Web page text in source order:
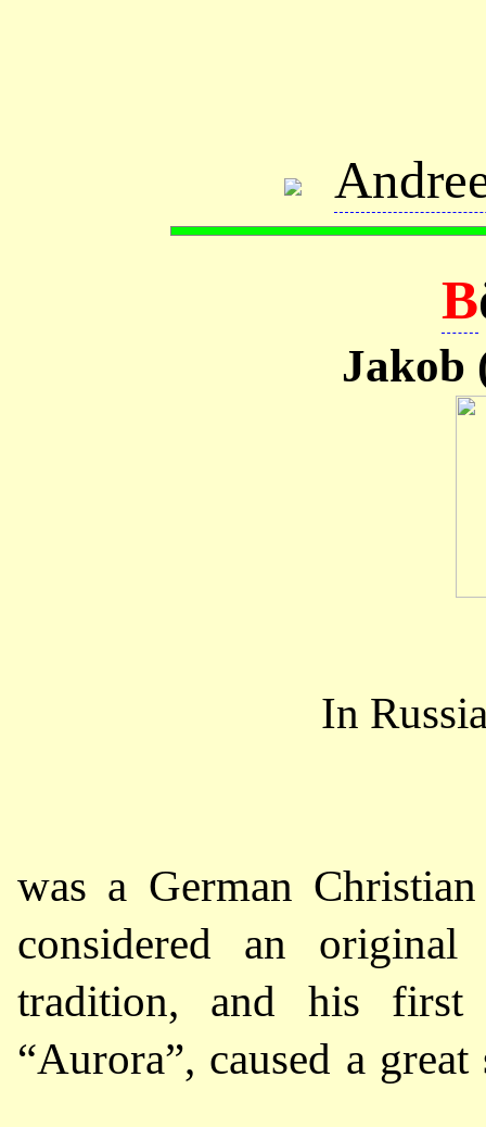
B
Jakob
In
was a German
considered an
tradition, and his first
“Aurora”, caused a great